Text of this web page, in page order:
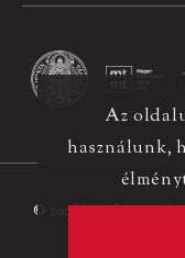
© 2026 Minden jog
Az
használunk,